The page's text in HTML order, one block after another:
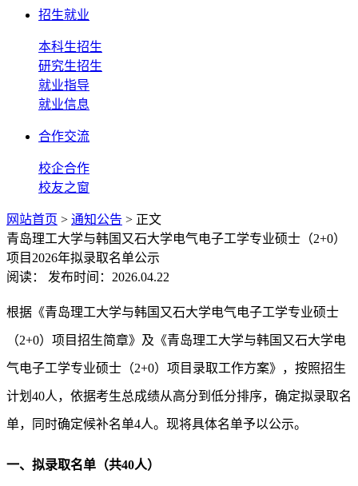
招生就业
本科生招生
研究生招生
就业指导
就业信息
合作交流
校企合作
校友之窗
网站首页 > 通知公告 > 正文
青岛理工大学与韩国又石大学电气电子工学专业硕士（2+0）
项目2026年拟录取名单公示
阅读：
发布时间：2026.04.22
根据《青岛理工大学与韩国又石大学电气电子工学专业硕士
（2+0）项目招生简章》及《青岛理工大学与韩国又石大学电
气电子工学专业硕士（2+0）项目录取工作方案》，按照招生
计划40人，依据考生总成绩从高分到低分排序，确定拟录取名
单，同时确定候补名单4人。现将具体名单予以公示。
一、拟录取名单（共40人）